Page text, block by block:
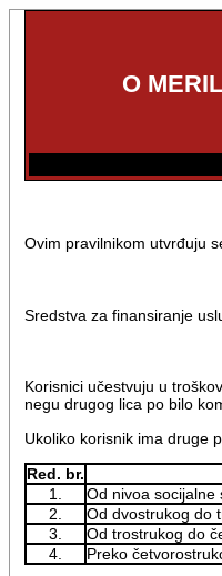
O
Ovim pravilnikom utvrđuju
Sredstva za finansiranje
Korisnici učestvuju u
negu drugog lica po bilo
Ukoliko korisnik ima druge
Red. br.
1.
Od nivoa socijalne
2.
Od dvostrukog do
3.
Od trostrukog do
4.
Preko